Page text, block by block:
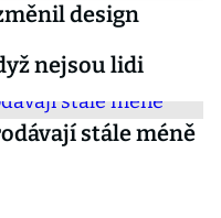
design
nejsou lidi
stále méně